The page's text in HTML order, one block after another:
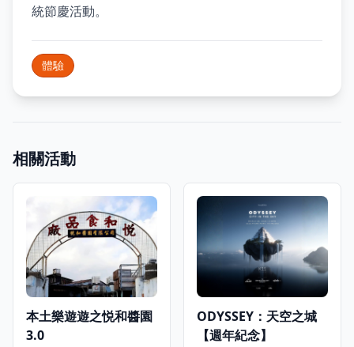
統節慶活動。
體驗
相關活動
本土樂遊遊之悦和醬園
3.0
ODYSSEY：天空之城
【週年紀念】